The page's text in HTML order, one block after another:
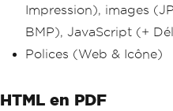
Impression), images
BMP), JavaScript (+
Polices (Web & Icône)
HTML en PDF